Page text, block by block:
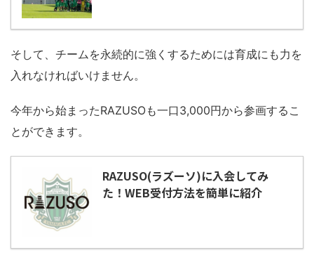
そして、チームを永続的に強くするためには育成にも力を
入れなければいけません。
今年から始まったRAZUSOも一口3,000円から参画するこ
とができます。
RAZUSO(ラズーソ)に入会してみ
た！WEB受付方法を簡単に紹介